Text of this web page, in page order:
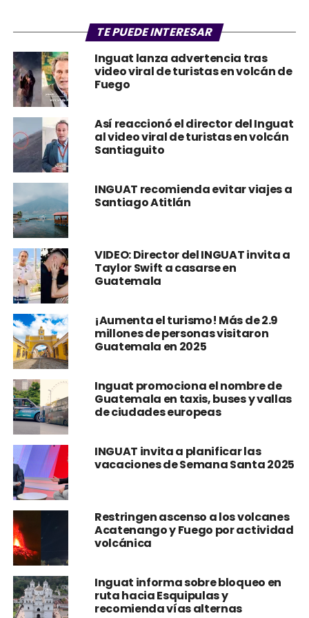
TE PUEDE INTERESAR
Inguat lanza advertencia tras
video viral de turistas en volcán de
Fuego
Así reaccionó el director del Inguat
al video viral de turistas en volcán
Santiaguito
INGUAT recomienda evitar viajes a
Santiago Atitlán
VIDEO: Director del INGUAT invita a
Taylor Swift a casarse en
Guatemala
¡Aumenta el turismo! Más de 2.9
millones de personas visitaron
Guatemala en 2025
Inguat promociona el nombre de
Guatemala en taxis, buses y vallas
de ciudades europeas
INGUAT invita a planificar las
vacaciones de Semana Santa 2025
Restringen ascenso a los volcanes
Acatenango y Fuego por actividad
volcánica
Inguat informa sobre bloqueo en
ruta hacia Esquipulas y
recomienda vías alternas